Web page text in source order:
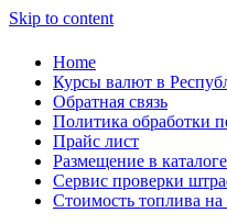
Skip to content
Home
Курсы валют в
Обратная связь
Политика обработки
Прайс лист
Размещение в каталоге
Сервис проверки
Стоимость топлива на